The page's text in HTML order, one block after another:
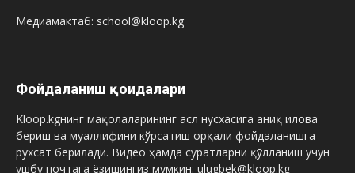
Медиамактаб: school@kloop.kg
Фойдаланиш қоидалари
Kloop.kgнинг мақолаларининг асл нусхасига аниқ илова
бериш ва муаллифини кўрсатиш орқали фойдаланишга
рухсат берилади. Видео ҳамда суратларни қўлланиш учун
ушбу почтага ёзишингиз мумкин: ulugbek@kloop.kg